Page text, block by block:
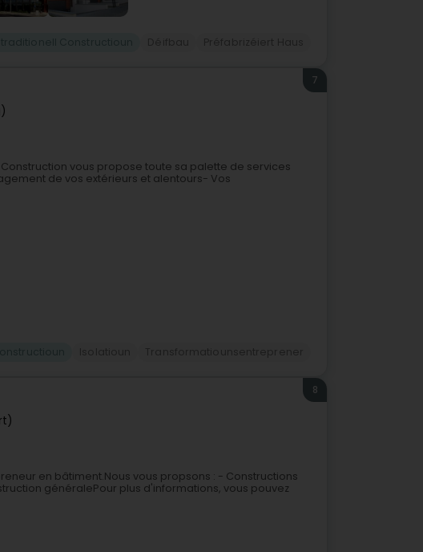
7
vous propose toute sa palette de services
de vos extérieurs et alentours- Vos
8
en bâtiment.Nous vous propsons : - Constructions
généralePour plus d'informations, vous pouvez